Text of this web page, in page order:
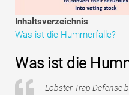
Tutorials zur
Vollständige Form
Risikomanagement-
Inhaltsverzeichnis
Was ist die Hummerfalle?
Was ist die
Lobster Trap Defense